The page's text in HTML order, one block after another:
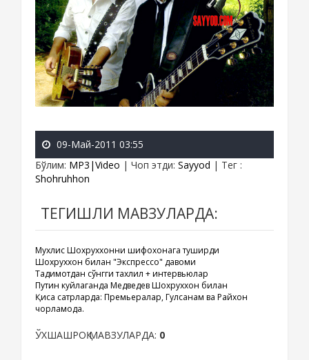
09-Май-2011 03:55
Бўлим: MP3|Video | Чоп этди: Sayyod | Тег :
Shohruhhon
ТЕГИШЛИ МАВЗУЛАРДА:
Мухлис Шохруххонни шифохонага туширди
Шохруххон билан "Экспрессо" давоми
Тақдимотдан сўнгги тахлил + интервьюлар
Путин куйлаганда Медведев Шохруххон билан
Қисқа сатрларда: Премьералар, Гулсанам ва Райхон
чорламоқда.
ЎХШАШРОҚ МАВЗУЛАРДА: 0